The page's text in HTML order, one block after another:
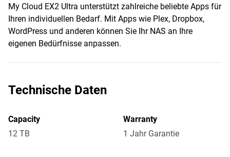
My Cloud EX2 Ultra unterstützt zahlreiche beliebte Apps für
Ihren individuellen Bedarf. Mit Apps wie Plex, Dropbox,
WordPress und anderen können Sie Ihr NAS an Ihre
eigenen Bedürfnisse anpassen.
Technische Daten
Capacity
12 TB
Warranty
1 Jahr Garantie